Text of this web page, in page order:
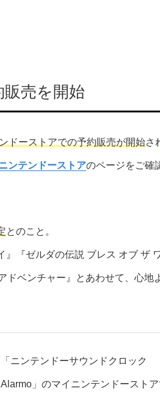
売を開始
ドーストアでの予約販売が開始さ
ンテンドーストアのページをご確
とのこと。
『ゼルダの伝説 ブレス オブ ザ
ドベンチャー』とあわせて、心地
「ニンテンドーサウンドクロック
Alarmo」のマイニンテンドースト